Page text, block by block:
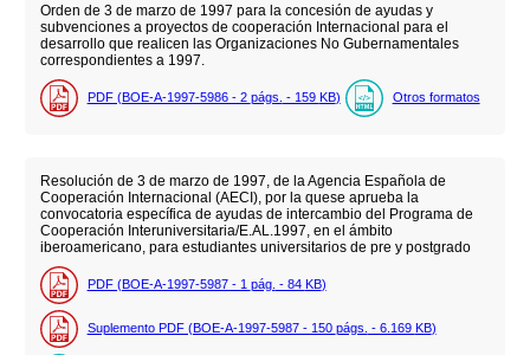
Orden de 3 de marzo de 1997 para la concesión de ayudas y
subvenciones a proyectos de cooperación Internacional para el
desarrollo que realicen las Organizaciones No Gubernamentales
correspondientes a 1997.
PDF (BOE-A-1997-5986 - 2 págs. - 159 KB) Otros formatos
Resolución de 3 de marzo de 1997, de la Agencia Española de
Cooperación Internacional (AECI), por la quese aprueba la
convocatoria específica de ayudas de intercambio del Programa de
Cooperación Interuniversitaria/E.AL.1997, en el ámbito
iberoamericano, para estudiantes universitarios de pre y postgrado
PDF (BOE-A-1997-5987 - 1 pág. - 84 KB)
Suplemento PDF (BOE-A-1997-5987 - 150 págs. - 6.169 KB)